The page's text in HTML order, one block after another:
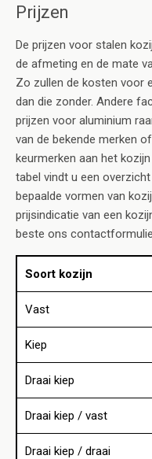
Prijzen
De prijzen voor stalen
de afmeting en de mate
Zo zullen de kosten voor
dan die zonder. Andere
prijzen voor aluminium
van de bekende merken
keurmerken aan het
tabel vindt u een
bepaalde vormen van
prijsindicatie van een
beste ons
Soort kozijn
Vast
Kiep
Draai kiep
Draai kiep / vast
Draai kiep / draai